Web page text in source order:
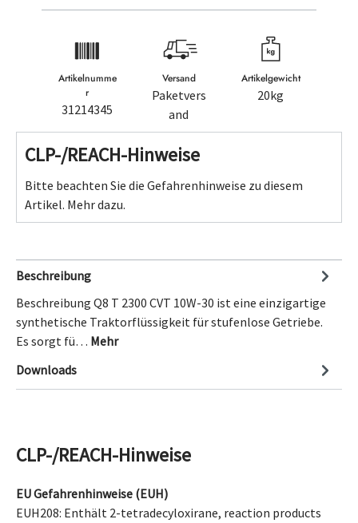
Artikelnumme
r
31214345
Versand
Paketvers
and
Artikelgewicht
20kg
CLP-/REACH-Hinweise
Bitte beachten Sie die Gefahrenhinweise zu diesem
Artikel. Mehr dazu.
Beschreibung
Beschreibung Q8 T 2300 CVT 10W-30 ist eine einzigartige
synthetische Traktorflüssigkeit für stufenlose Getriebe.
Es sorgt fü… Mehr
Downloads
CLP-/REACH-Hinweise
EU Gefahrenhinweise (EUH)
EUH208: Enthält 2-tetradecyloxirane, reaction products